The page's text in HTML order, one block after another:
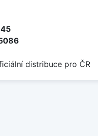
distribuce pro ČR